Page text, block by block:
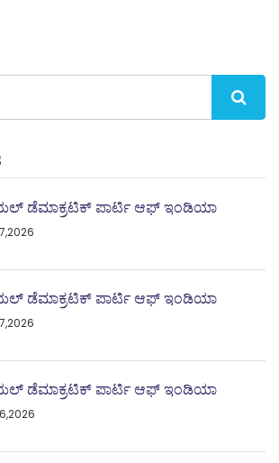
ಡೆಮಾಕ್ರಟಿಕ್ ಪಾರ್ಟಿ ಆಫ್ ಇಂಡಿಯಾ
ಡೆಮಾಕ್ರಟಿಕ್ ಪಾರ್ಟಿ ಆಫ್ ಇಂಡಿಯಾ
ಡೆಮಾಕ್ರಟಿಕ್ ಪಾರ್ಟಿ ಆಫ್ ಇಂಡಿಯಾ